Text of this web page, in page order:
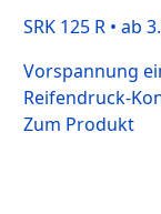
SRK 125 R • ab
Vorspannung
Reifendruck-
Zum Produkt